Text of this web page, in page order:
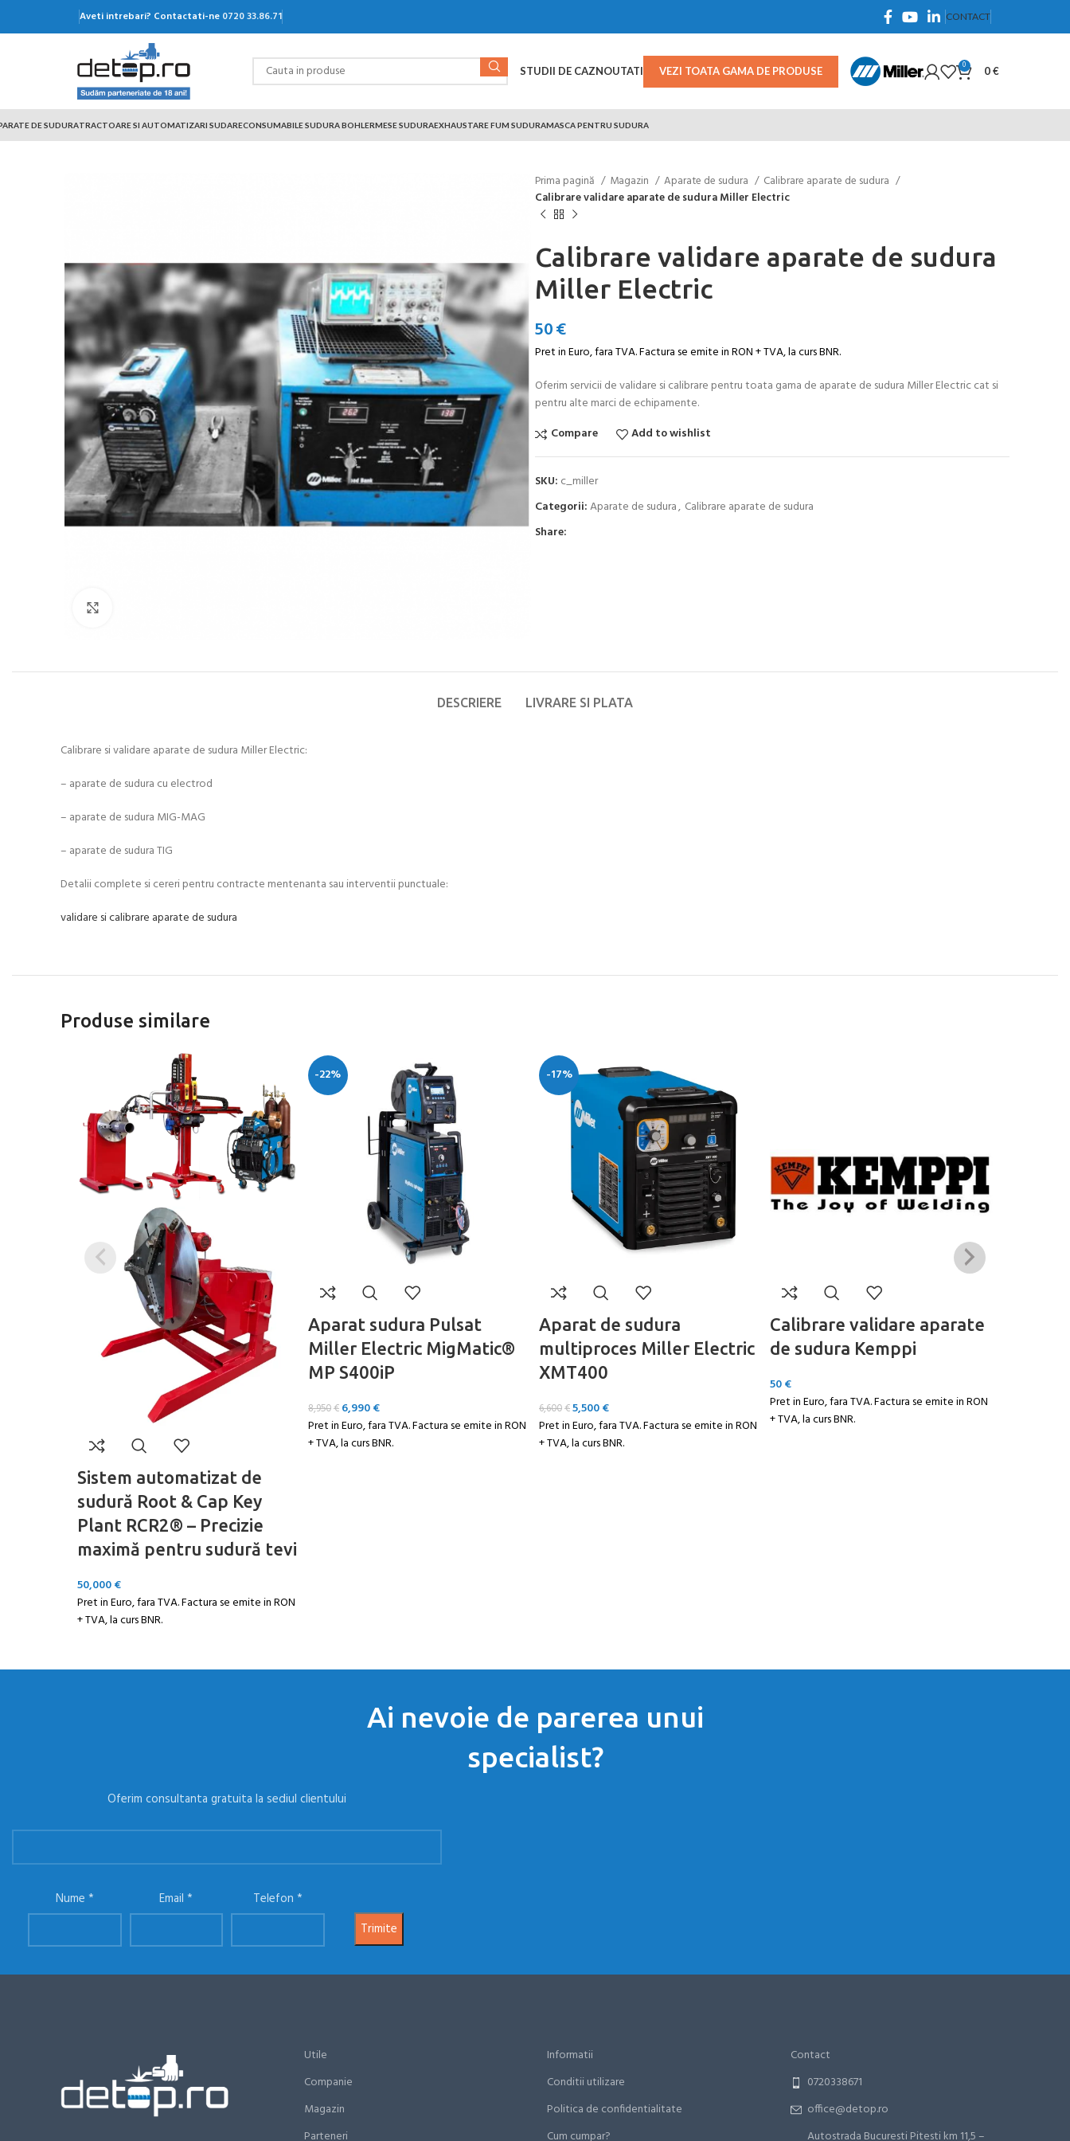
Aveti intrebari? Contactati-ne 0720 33.86.71 CONTACT
STUDII DE CAZNOUTATI VEZI TOATA GAMA DE PRODUSE 0 0 €
DE SUDURATRACTOARE SI AUTOMATIZARI SUDARECONSUMABILE SUDURA BOHLERMESE SUDURAEXHAUSTARE FUM SUDURAMASCA PENTRU SUDURA
Prima pagină Magazin Aparate de sudura
Calibrare aparate de sudura
Calibrare validare aparate de sudura Miller Electric
Calibrare validare aparate de sudura
Miller Electric
50€
Pret in Euro, fara TVA. Factura se emite in RON + TVA, la curs BNR.
Oferim servicii de validare si calibrare pentru toata gama de aparate de sudura Miller Electric cat si
pentru alte marci de echipamente.
Compare
Add to wishlist
SKU: c_miller
Categorii:Aparate de sudura, Calibrare aparate de sudura
Share:
DESCRIERE LIVRARE SI PLATA
Calibrare si validare aparate de sudura Miller Electric:
– aparate de sudura cu electrod
– aparate de sudura MIG-MAG
– aparate de sudura TIG
Detalii complete si cereri pentru contracte mentenanta sau interventii punctuale:
validare si calibrare aparate de sudura
Produse similare
Sistem automatizat de
sudură Root & Cap Key
Plant RCR2® – Precizie
maximă pentru sudură tevi
50,000€
Pret in Euro, fara TVA. Factura se emite in RON
+ TVA, la curs BNR.
-22%
Aparat sudura Pulsat
Miller Electric MigMatic®
MP S400iP
8,950€ 6,990€
Pret in Euro, fara TVA. Factura se emite in RON
+ TVA, la curs BNR.
-17%
Aparat de sudura
multiproces Miller Electric
XMT400
6,600€5,500€
Pret in Euro, fara TVA. Factura se emite in RON
+ TVA, la curs BNR.
Calibrare validare aparate
de sudura Kemppi
50€
Pret in Euro, fara TVA. Factura se emite in RON
+ TVA, la curs BNR.
Ai nevoie de parerea unui
specialist?
Oferim consultanta gratuita la sediul clientului
Nume Email Telefon
Utile
Companie
Magazin
Parteneri
Informatii
Conditii utilizare
Politica de confidentialitate
Cum cumpar?
Contact
0720338671
office@detop.ro
Autostrada Bucuresti Pitesti km 11,5 –